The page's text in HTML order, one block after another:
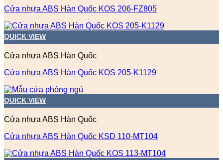
Cửa nhựa ABS Hàn Quốc KOS 206-FZ805
QUICK VIEW
Cửa nhựa ABS Hàn Quốc
Cửa nhựa ABS Hàn Quốc KOS 205-K1129
QUICK VIEW
Cửa nhựa ABS Hàn Quốc
Cửa nhựa ABS Hàn Quốc KSD 110-MT104